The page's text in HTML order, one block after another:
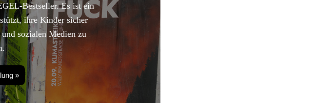
Bestseller. Es ist ein
ihre Kinder sicher
sozialen Medien zu
»